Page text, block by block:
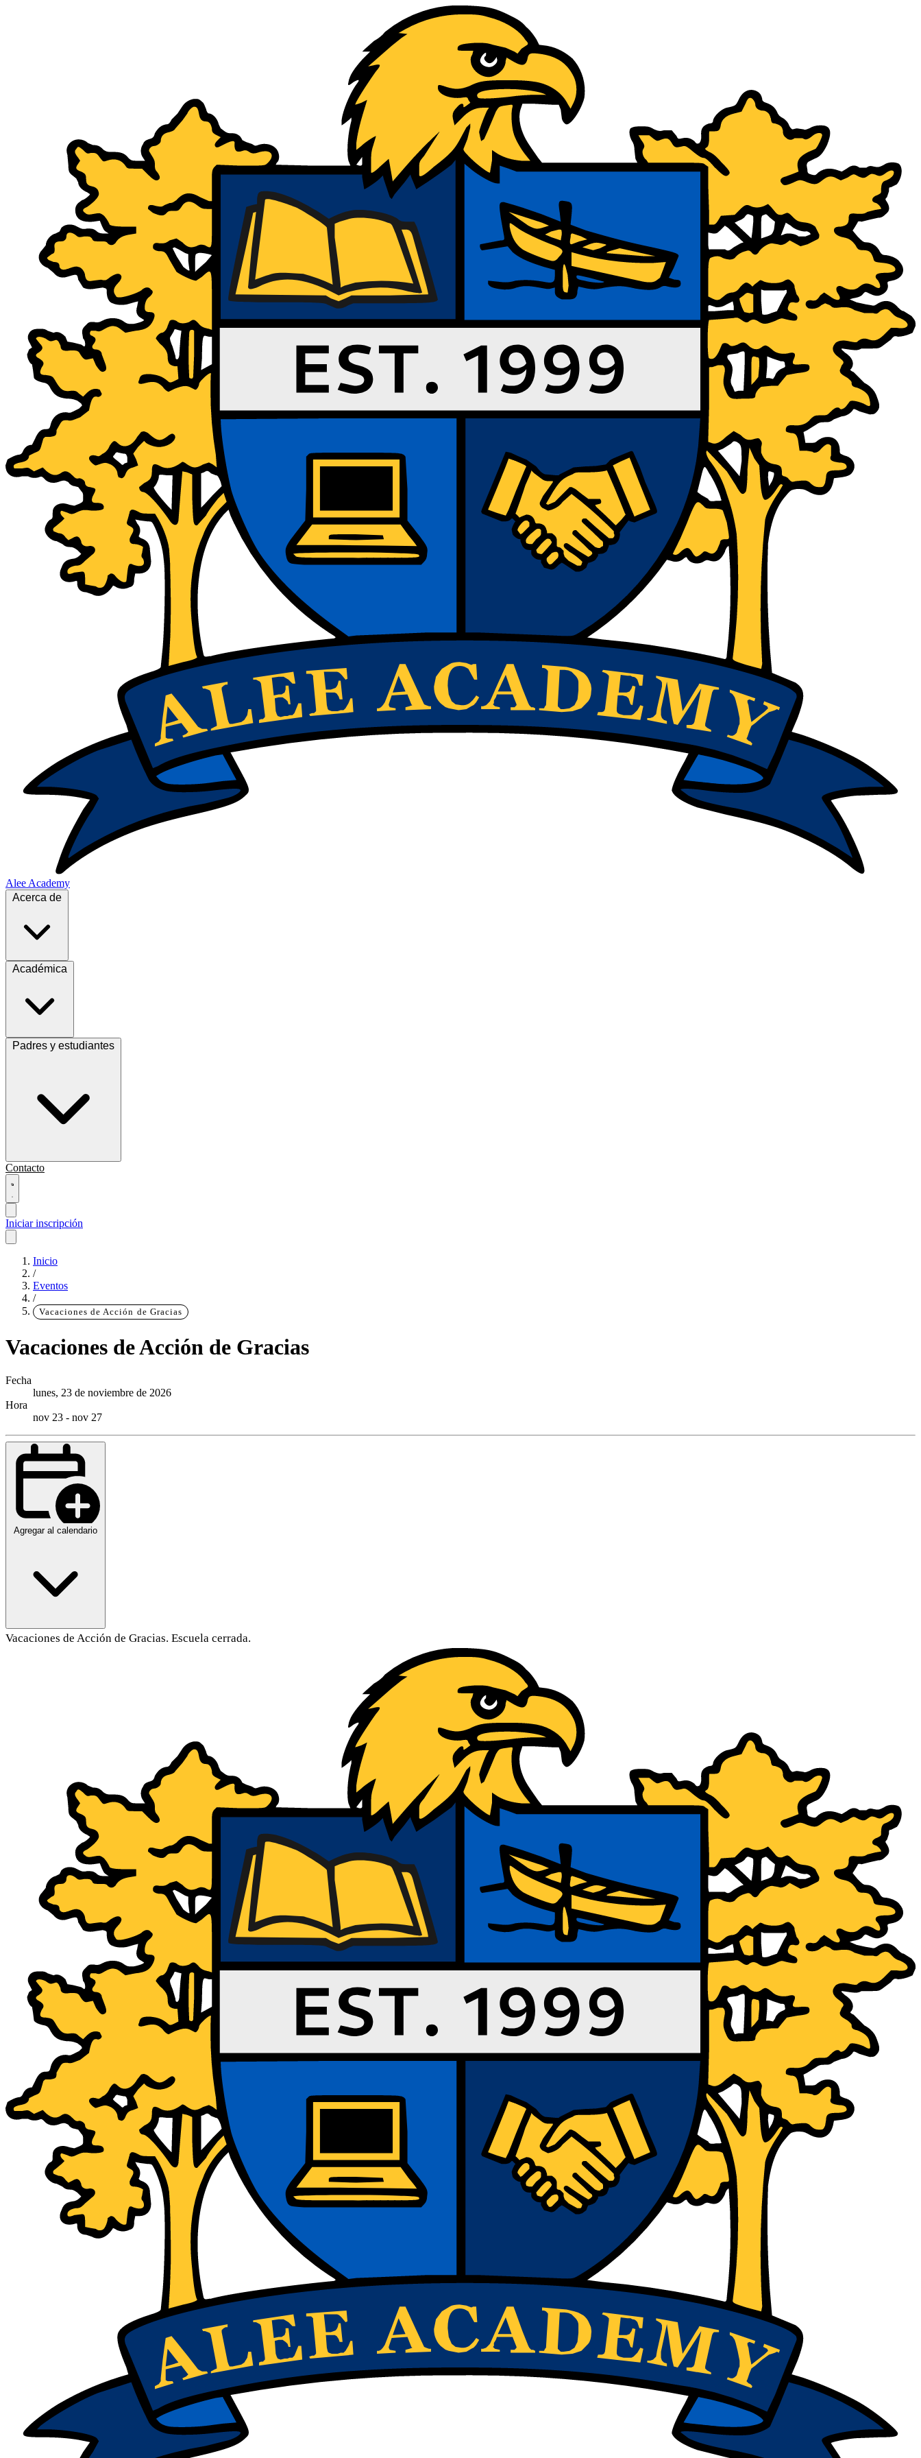
Alee Academy
Acerca de
Académica
Padres y estudiantes
Contacto
Iniciar inscripción
Inicio
/
Eventos
/
Vacaciones de Acción de Gracias
Vacaciones de Acción de Gracias
Fecha
lunes, 23 de noviembre de 2026
Hora
nov 23 - nov 27
Agregar al calendario
Contenido principal
Vacaciones de Acción de Gracias. Escuela cerrada.